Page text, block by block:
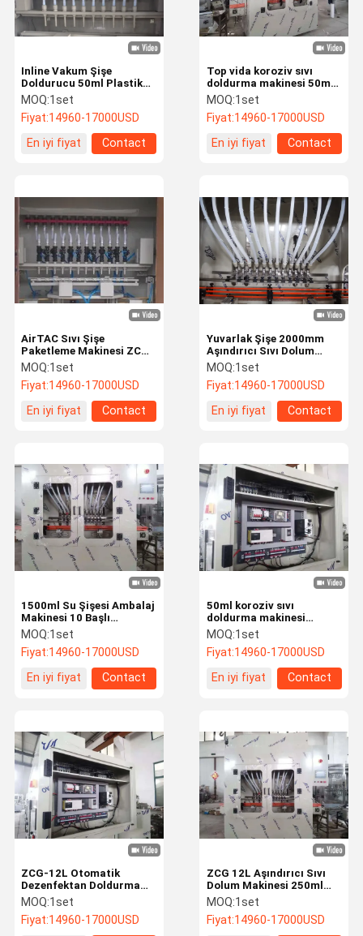
Ürün:% S Fabrika Turu
Kalite Kontrol
Bizimle
Iletişime
Haberler
Bir Teklif
Isteği
Dezenfektan Dolum Makinası
Deterjan Dolum Makinesi
Yağ Dolum Makinası
Şampuan dolum makinası
Deterjan Kaplama Makinesi
Hat İçi Kapatma Makinesi
Top vida koroziv sıvı
doldurma makinesi 50ml
otomatik dezenfektan
doldurma makinesi
MOQ:1set
Fiyat:14960-17000USD
En iyi fiyat
Contact
Inline Vakum Şişe
Doldurucu 50ml Plastik
Şişe Dolum Makinesi
MOQ:1set
Fiyat:14960-17000USD
En iyi fiyat
Contact
Yuvarlak Şişe 2000mm
Aşındırıcı Sıvı Dolum
Makinesi 1500ml Su
Şişeleme Makinesi
MOQ:1set
Fiyat:14960-17000USD
En iyi fiyat
Contact
AirTAC Sıvı Şişe
Paketleme Makinesi ZCG-
12L Su Şişesi Dolum
Makinesi
MOQ:1set
Fiyat:14960-17000USD
En iyi fiyat
Contact
50ml koroziv sıvı
doldurma makinesi
2200mm otomatik
dezenfektan doldurma
makinesi
MOQ:1set
Fiyat:14960-17000USD
En iyi fiyat
Contact
1500ml Su Şişesi Ambalaj
Makinesi 10 Başlı
Otomatik Dezenfektan
Doldurma Makinesi
MOQ:1set
Fiyat:14960-17000USD
En iyi fiyat
Contact
ZCG 12L Aşındırıcı Sıvı
Dolum Makinesi 250ml
Şişe Dolum Ekipmanları
MOQ:1set
Fiyat:14960-17000USD
ZCG-12L Otomatik
Dezenfektan Doldurma
Makinesi 500ml Otomatik
Viskoz Doldurma
Makinesi
MOQ:1set
Fiyat:14960-17000USD